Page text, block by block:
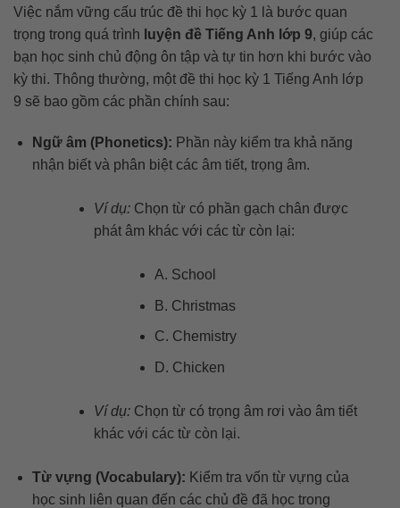
Việc nắm vững cấu trúc đề thi học kỳ 1 là bước quan
trọng trong quá trình luyện đề Tiếng Anh lớp 9, giúp các
bạn học sinh chủ động ôn tập và tự tin hơn khi bước vào
kỳ thi. Thông thường, một đề thi học kỳ 1 Tiếng Anh lớp
9 sẽ bao gồm các phần chính sau:
Ngữ âm (Phonetics): Phần này kiểm tra khả năng
nhận biết và phân biệt các âm tiết, trọng âm.
Ví dụ:Chọn từ có phần gạch chân được
phát âm khác với các từ còn lại:
A. School
B. Christmas
C. Chemistry
D. Chicken
Ví dụ:Chọn từ có trọng âm rơi vào âm tiết
khác với các từ còn lại.
Từ vựng (Vocabulary): Kiểm tra vốn từ vựng của
học sinh liên quan đến các chủ đề đã học trong